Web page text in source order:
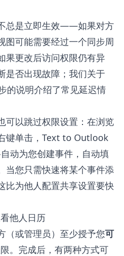
总是立即生效——如果对方
图可能需要经过一个同步周
果更改后访问权限仍有异
是否出现故障；我们关于
的说明介绍了常见延迟情
可以跳过权限设置：在浏览
键单击， Text to Outlook
动为您创建事件，自动填
当您只需快速将某个事件添
比为他人配置共享设置要快
他人日历
（或管理员）至少授予您可
。完成后，有两种方式可